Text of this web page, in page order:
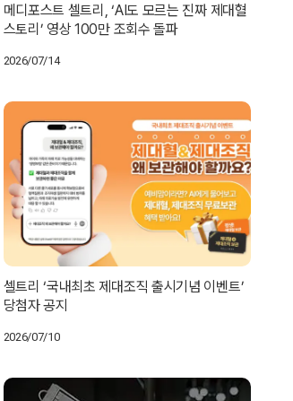
메디포스트 셀트리, ‘AI도 모르는 진짜 제대혈
스토리’ 영상 100만 조회수 돌파
2026/07/14
셀트리 ‘국내최초 제대조직 출시기념 이벤트’
당첨자 공지
2026/07/10